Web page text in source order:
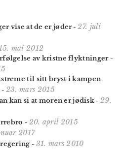
vise at de er jøder-27. juli
mai 2012
av kristne flyktninger -
til sitt bryst i kampen
- 23. mars 2015
kan si at moren er jødisk -29.
- 20. april 2015
2017
- 31. mars 2010